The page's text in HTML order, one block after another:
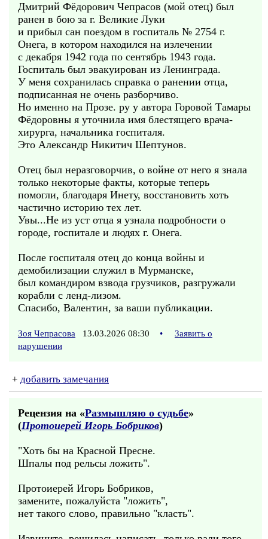
Дмитрий Фёдорович Чепрасов (мой отец) был
ранен в бою за г. Великие Луки
и прибыл сан поездом в госпиталь № 2754 г.
Онега, в котором находился на излечении
с декабря 1942 года по сентябрь 1943 года.
Госпиталь был эвакуирован из Ленинграда.
У меня сохранилась справка о ранении отца,
подписанная не очень разборчиво.
Но именно на Прозе. ру у автора Горовой Тамары
Фёдоровны я уточнила имя блестящего врача-
хирурга, начальника госпиталя.
Это Александр Никитич Шептунов.
Отец был неразговорчив, о войне от него я знала
только некоторые факты, которые теперь
помогли, благодаря Инету, восстановить хоть
частично историю тех лет.
Увы...Не из уст отца я узнала подробности о
городе, госпитале и людях г. Онега.
После госпиталя отец до конца войны и
демобилизации служил в Мурманске,
был командиром взвода грузчиков, разгружали
корабли с ленд-лизом.
Спасибо, Валентин, за ваши публикации.
Зоя Чепрасова 13.03.2026 08:30 •
Заявить о
нарушении
+ добавить замечания
Рецензия на «Размышляю о судьбе»
(Протоиерей Игорь Бобриков)
"Хоть бы на Красной Пресне.
Шпалы под рельсы ложить".
Протоиерей Игорь Бобриков,
замените, пожалуйста "ложить",
нет такого слово, правильно "класть".